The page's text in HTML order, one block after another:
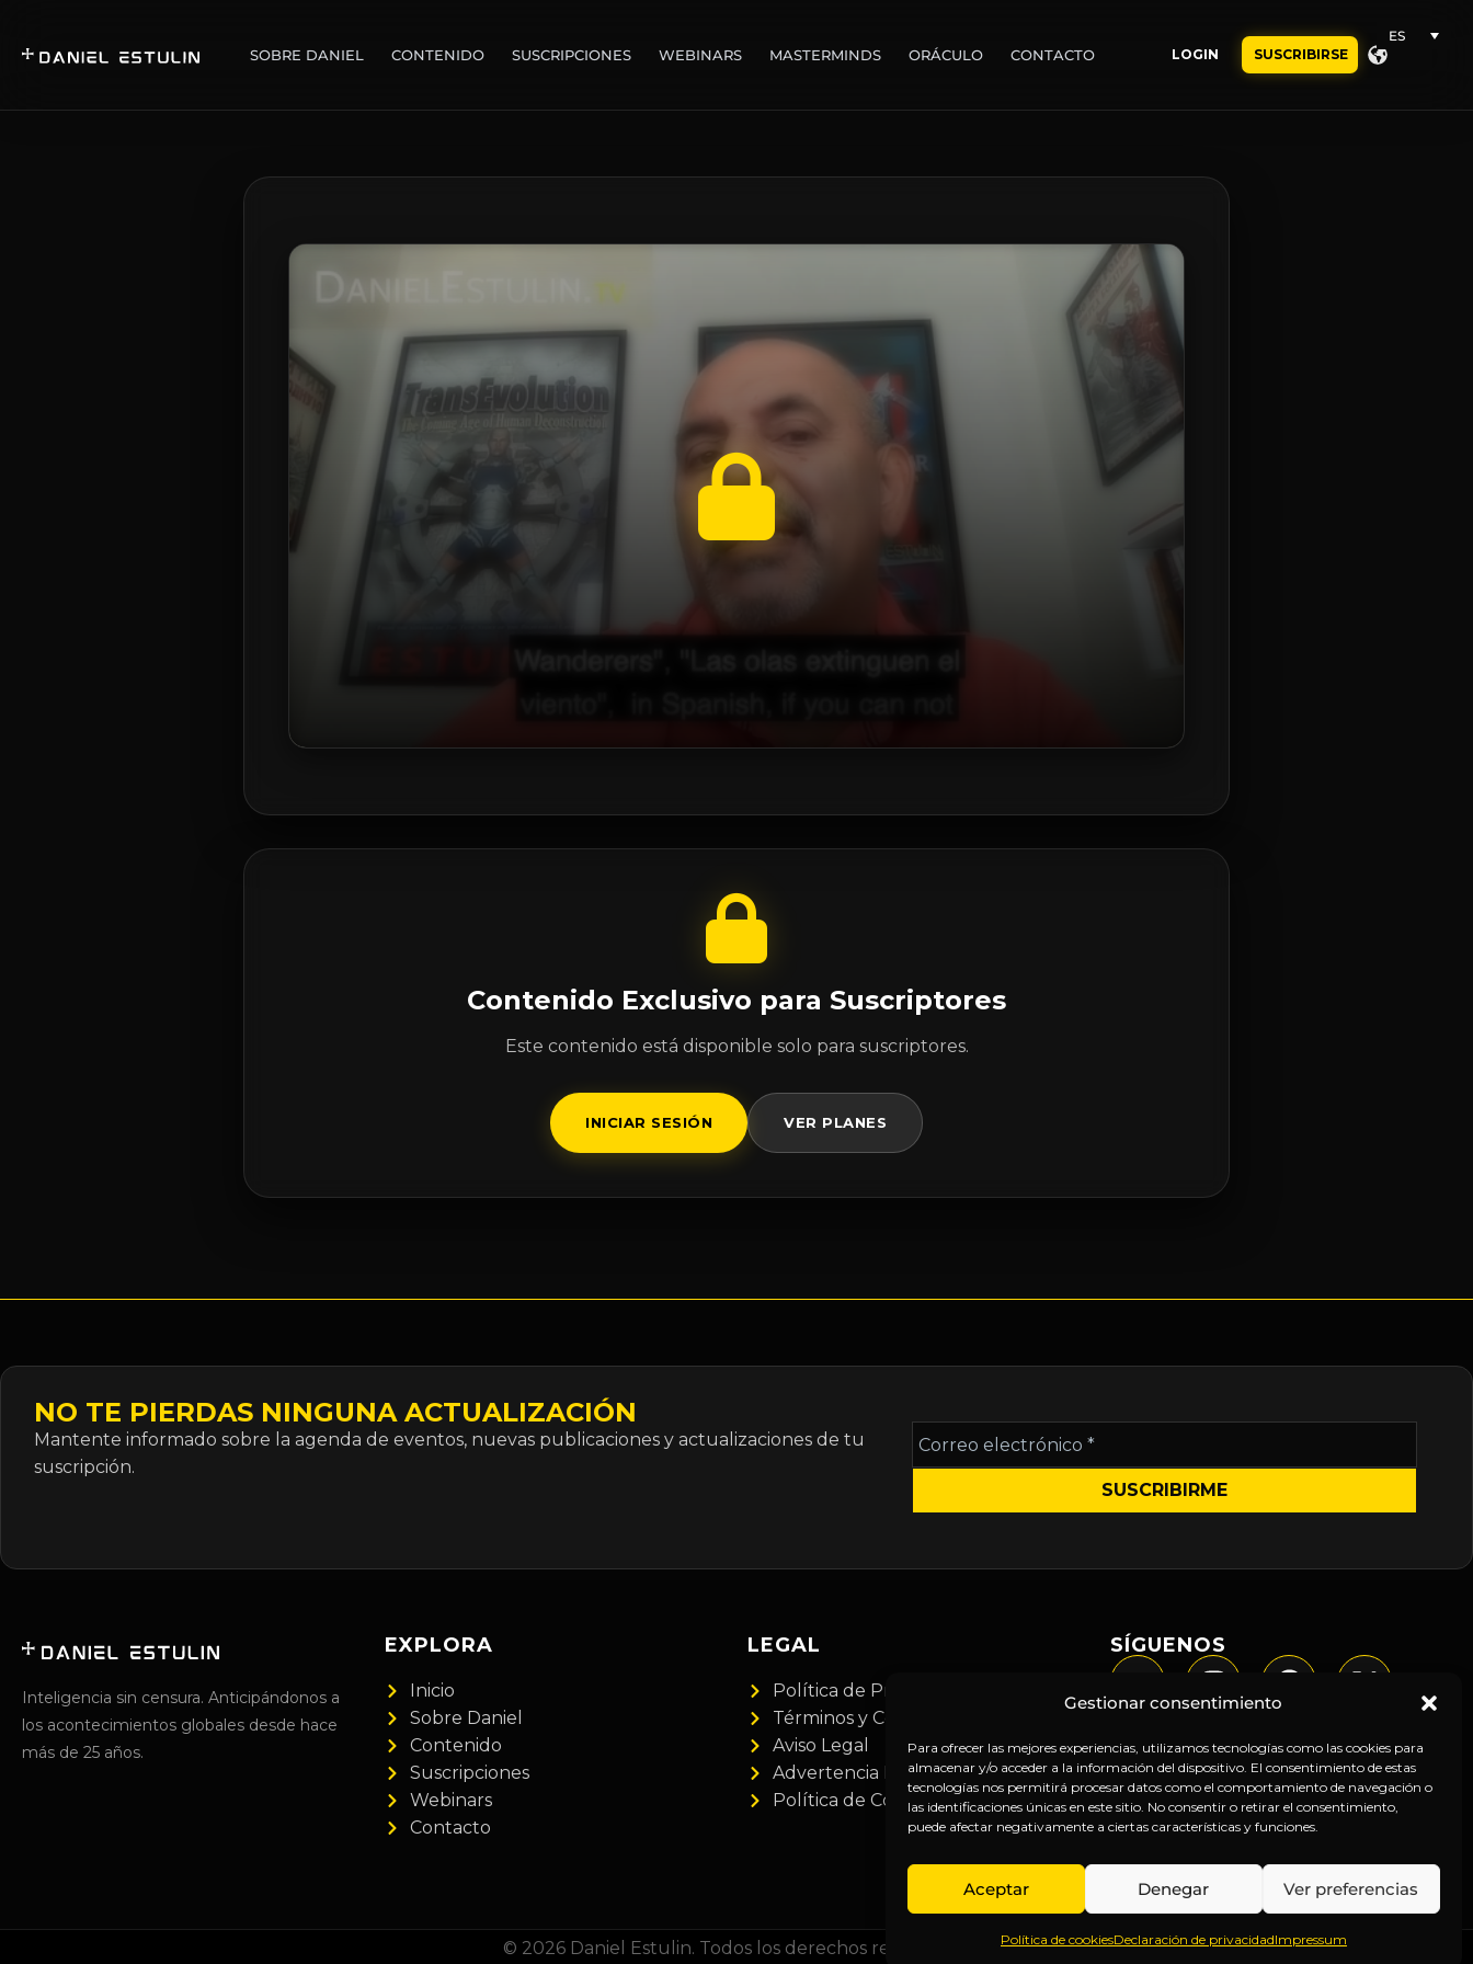
Gestionar consentimiento
Para ofrecer las mejores experiencias, utilizamos tecnologías como las cookies para
almacenar y/o acceder a la información del dispositivo. El consentimiento de estas
tecnologías nos permitirá procesar datos como el comportamiento de navegación o
las identificaciones únicas en este sitio. No consentir o retirar el consentimiento,
puede afectar negativamente a ciertas características y funciones.
Aceptar Denegar Ver preferencias
Política de cookiesDeclaración de privacidadImpressum
SOBRE DANIEL CONTENIDO SUSCRIPCIONES WEBINARS MASTERMINDS ORÁCULO CONTACTO LOGIN SUSCRIBIRSE
ES
Contenido Exclusivo para Suscriptores
Este contenido está disponible solo para suscriptores.
INICIAR SESIÓN VER PLANES
NO TE PIERDAS NINGUNA ACTUALIZACIÓN
Mantente informado sobre la agenda de eventos, nuevas publicaciones y actualizaciones de tu
suscripción.
Correo
electrónico
*
Inteligencia sin censura. Anticipándonos a
los acontecimientos globales desde hace
más de 25 años.
EXPLORA
Inicio
Sobre Daniel
Contenido
Suscripciones
Webinars
Contacto
LEGAL
Política de Privacidad
Términos y Condiciones
Aviso Legal
Advertencia Financiera
Política de Cookies
SÍGUENOS
© 2026 Daniel Estulin. Todos los derechos reservados.